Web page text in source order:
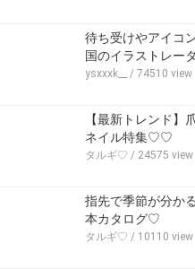
待ち受けやアイコ
国のイラストレー
ysxxxk__ / 74510 view
【最新トレンド】
ネイル特集♡♡
タルギ♡ / 24575 view
指先で季節が分か
本カタログ♡
タルギ♡ / 10110 view